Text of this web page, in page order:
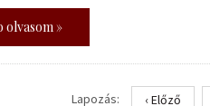
olvasom »
Lapozás: ‹ Előző